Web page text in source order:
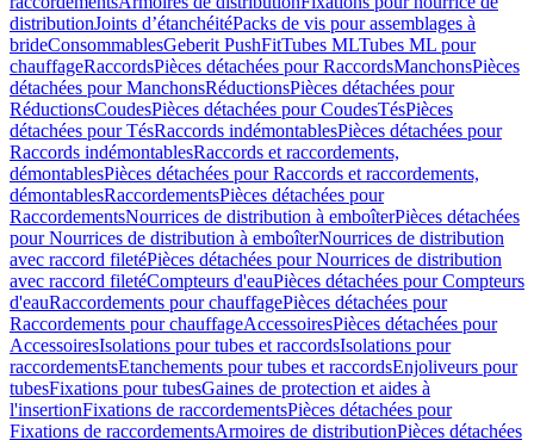
distributionJoints d’étanchéitéPacks de vis pour assemblages à
brideConsommablesGeberit PushFitTubes MLTubes ML pour
chauffageRaccordsPièces détachées pour RaccordsManchonsPièces
détachées pour ManchonsRéductionsPièces détachées pour
RéductionsCoudesPièces détachées pour CoudesTésPièces
détachées pour TésRaccords indémontablesPièces détachées pour
Raccords indémontablesRaccords et raccordements,
démontablesPièces détachées pour Raccords et raccordements,
démontablesRaccordementsPièces détachées pour
RaccordementsNourrices de distribution à emboîterPièces détachées
pour Nourrices de distribution à emboîterNourrices de distribution
avec raccord filetéPièces détachées pour Nourrices de distribution
avec raccord filetéCompteurs d'eauPièces détachées pour Compteurs
d'eauRaccordements pour chauffagePièces détachées pour
Raccordements pour chauffageAccessoiresPièces détachées pour
AccessoiresIsolations pour tubes et raccordsIsolations pour
raccordementsEtanchements pour tubes et raccordsEnjoliveurs pour
tubesFixations pour tubesGaines de protection et aides à
l'insertionFixations de raccordementsPièces détachées pour
Fixations de raccordementsArmoires de distributionPièces détachées